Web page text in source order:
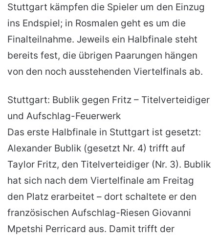
Stuttgart kämpfen die Spieler um den Einzug
ins Endspiel; in Rosmalen geht es um die
Finalteilnahme. Jeweils ein Halbfinale steht
bereits fest, die übrigen Paarungen hängen
von den noch ausstehenden Viertelfinals ab.
Stuttgart: Bublik gegen Fritz – Titelverteidiger
und Aufschlag-Feuerwerk
Das erste Halbfinale in Stuttgart ist gesetzt:
Alexander Bublik (gesetzt Nr. 4) trifft auf
Taylor Fritz, den Titelverteidiger (Nr. 3). Bublik
hat sich nach dem Viertelfinale am Freitag
den Platz erarbeitet – dort schaltete er den
französischen Aufschlag-Riesen Giovanni
Mpetshi Perricard aus. Damit trifft der